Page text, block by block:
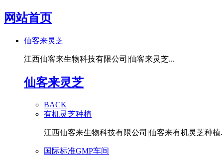
网站首页
仙客来灵芝
江西仙客来生物科技有限公司|仙客来灵芝...
仙客来灵芝
BACK
有机灵芝种植
江西仙客来生物科技有限公司|仙客来有机灵芝种植
国际标准GMP车间